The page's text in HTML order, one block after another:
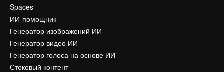
Spaces
ИИ-помощник
Генератор изображений ИИ
Генератор видео ИИ
Генератор голоса на основе ИИ
Стоковый контент